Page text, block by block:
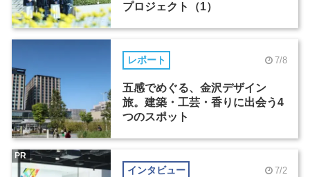
プロジェクト（1）
レポート 7/8
五感でめぐる、金沢デザイン
旅。建築・工芸・香りに出会う4
つのスポット
インタビュー 7/2
PR